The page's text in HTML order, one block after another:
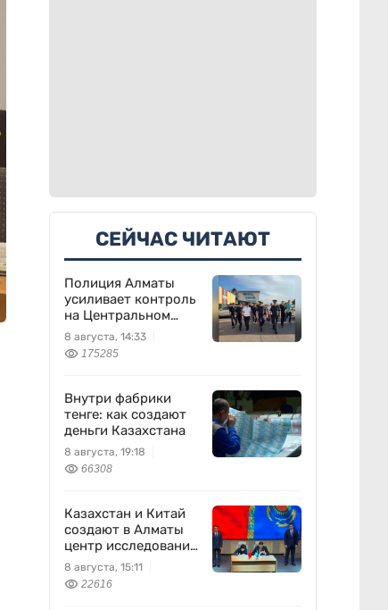
СЕЙЧАС ЧИТАЮТ
Полиция Алматы
усиливает контроль
на Центральном
вещевом рынке
8 августа, 14:33
175285
Внутри фабрики
тенге: как создают
деньги Казахстана
8 августа, 19:18
66308
Казахстан и Китай
создают в Алматы
центр исследований
землетрясений
8 августа, 15:11
22616